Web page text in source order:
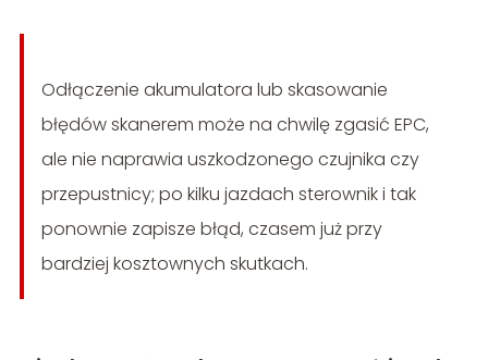
Odłączenie akumulatora lub skasowanie
błędów skanerem może na chwilę zgasić EPC,
ale nie naprawia uszkodzonego czujnika czy
przepustnicy; po kilku jazdach sterownik i tak
ponownie zapisze błąd, czasem już przy
bardziej kosztownych skutkach.